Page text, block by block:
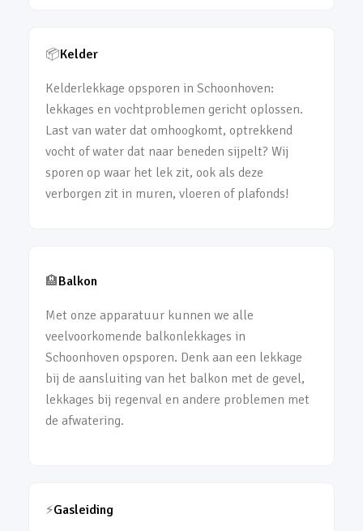
📦Kelder
Kelderlekkage opsporen in Schoonhoven:
lekkages en vochtproblemen gericht oplossen.
Last van water dat omhoogkomt, optrekkend
vocht of water dat naar beneden sijpelt? Wij
sporen op waar het lek zit, ook als deze
verborgen zit in muren, vloeren of plafonds!
🏨Balkon
Met onze apparatuur kunnen we alle
veelvoorkomende balkonlekkages in
Schoonhoven opsporen. Denk aan een lekkage
bij de aansluiting van het balkon met de gevel,
lekkages bij regenval en andere problemen met
de afwatering.
⚡Gasleiding